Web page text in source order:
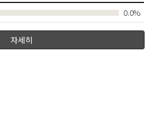
0.0%
자세히